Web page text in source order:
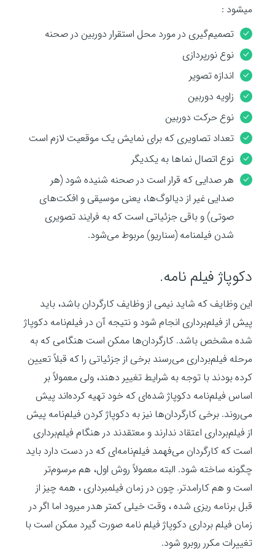
میشود :
تصمیم‌گیری در مورد محل استقرار دوربین در صحنه
نوع نورپردازی
اندازه تصویر
زاویه دوربین
نوع حرکت دوربین
تعداد تصاویری که برای نمایش یک موقعیت لازم است
نوع اتصال نماها به یکدیگر
هر صدایی که قرار است در صحنه شنیده شود (هر
صدایی غیر از دیالوگ‌ها، یعنی موسیقی و افکت‌های
صوتی) و باقی جزئیاتی است که به فرایند تصویری
شدن فیلمنامه (سناریو) مربوط می‌شود.
دکوپاژ فیلم نامه.
این وظایف که شاید نیمی از وظایف کارگردان باشد، باید
پیش از فیلم‌برداری انجام شود و نتیجه آن در فیلم‌نامه دکوپاژ
شده مشخص باشد. کارگردان‌ها ممکن است هنگامی که به
مرحله فیلم‌برداری می‌رسند برخی از جزئیاتی را که قبلاً تعیین
کرده بودند با توجه به شرایط تغییر دهند، ولی معمولاً بر
اساس فیلم‌نامه دکوپاژ شده‌ای که خود تهیه کرده‌اند پیش
می‌روند. برخی کارگردان‌ها نیز به دکوپاژ کردن فیلم‌نامه پیش
از فیلم‌برداری اعتقاد ندارند و معتقدند در هنگام فیلم‌برداری
است که کارگردان می‌فهمد فیلم‌نامه‌ای که در دست دارد باید
چگونه ساخته شود. البته معمولاً روش اول، هم مرسوم‌تر
است و هم کارامدتر. چون در زمان فیلمبرداری ، همه چیز از
قبل برنامه ریزی شده ، وقت خیلی کمتر هدر میرود اما اگر در
زمان فیلم برداری دکوپاژ فیلم نامه صورت گیرد ممکن است با
تغییرات مکرر روبرو شود.